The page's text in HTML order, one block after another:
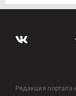
Редакция портала